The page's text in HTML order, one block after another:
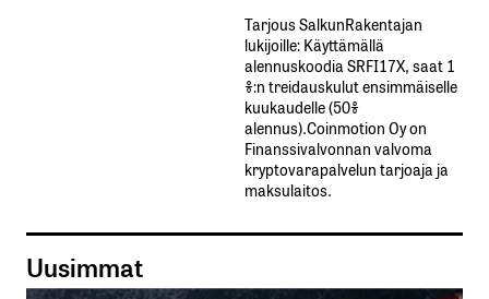
Tarjous SalkunRakentajan
lukijoille: Käyttämällä​ ​
alennuskoodia​ ​SRFI17X,​ ​saat​ ​1
%:n treidauskulut​ ​ensimmäiselle​ ​
kuukaudelle​ ​(50%​ ​
alennus).Coinmotion Oy on
Finanssivalvonnan valvoma
kryptovarapalvelun tarjoaja ja
maksulaitos.
Uusimmat